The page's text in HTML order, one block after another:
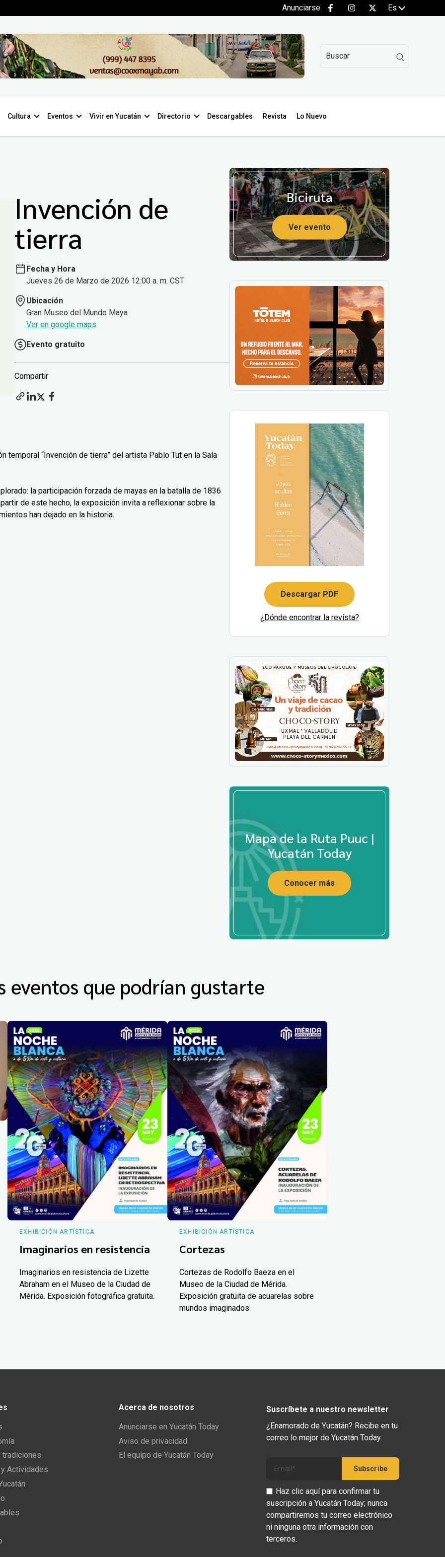
Anunciarse Es
Cultura Eventos Vivir en Yucatán Directorio Descargables Revista Lo Nuevo
Invención de
tierra
Fecha y Hora
Jueves 26 de Marzo de 2026 12:00 a. m. CST
Ubicación
Gran Museo del Mundo Maya
Ver en google maps
Evento gratuito
Compartir
“Invención de tierra” del artista Pablo Tut en la Sala
la participación forzada de mayas en la batalla de 1836
de este hecho, la exposición invita a reflexionar sobre la
han dejado en la historia.
Biciruta
Ver evento
Descargar PDF
¿Dónde encontrar la revista?
Mapa de la Ruta Puuc |
Yucatán Today
Conocer más
eventos que podrían gustarte
EXHIBICIÓN ARTÍSTICA
Imaginarios en resistencia
Imaginarios en resistencia de Lizette
Abraham en el Museo de la Ciudad de
Mérida. Exposición fotográfica gratuita.
EXHIBICIÓN ARTÍSTICA
Cortezas
Cortezas de Rodolfo Baeza en el
Museo de la Ciudad de Mérida.
Exposición gratuita de acuarelas sobre
mundos imaginados.
tradiciones
Actividades
Acerca de nosotros
Anunciarse en Yucatán Today
Aviso de privacidad
El equipo de Yucatán Today
Suscríbete a nuestro newsletter
¿Enamorado de Yucatán? Recibe en tu
correo lo mejor de Yucatán Today.
Haz clic aquí para confirmar tu
suscripción a Yucatán Today; nunca
compartiremos tu correo electrónico
ni ninguna otra información con
terceros.